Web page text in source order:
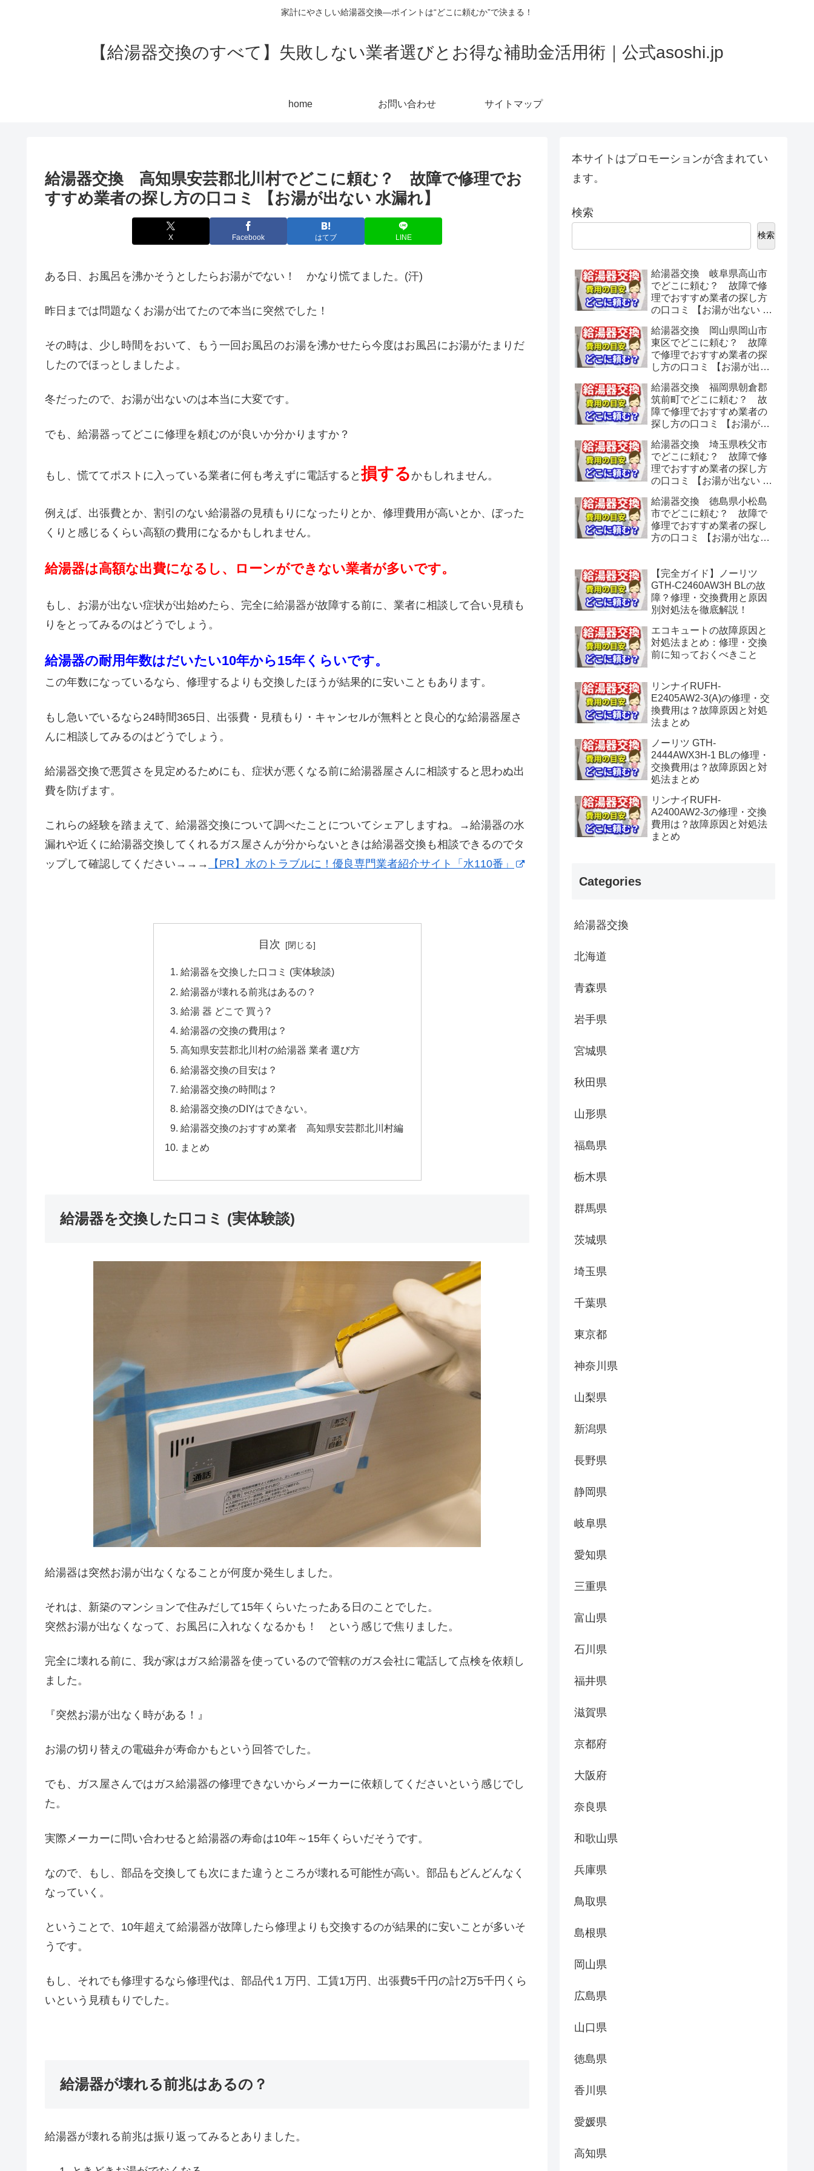
家計にやさしい給湯器交換—ポイントは“どこに頼むか”で決まる！
【給湯器交換のすべて】失敗しない業者選びとお得な補助金活用術｜公式asoshi.jp
home お問い合わせ サイトマップ
給湯器交換 高知県安芸郡北川村でどこに頼む？ 故障で修理でお
すすめ業者の探し方の口コミ 【お湯が出ない 水漏れ】
X Facebook はてブ LINE
ある日、お風呂を沸かそうとしたらお湯がでない！ かなり慌てました。(汗)
昨日までは問題なくお湯が出てたので本当に突然でした！
その時は、少し時間をおいて、もう一回お風呂のお湯を沸かせたら今度はお風呂にお湯がたまりだ
したのでほっとしましたよ。
冬だったので、お湯が出ないのは本当に大変です。
でも、給湯器ってどこに修理を頼むのが良いか分かりますか？
もし、慌ててポストに入っている業者に何も考えずに電話すると損する かもしれません。
例えば、出張費とか、割引のない給湯器の見積もりになったりとか、修理費用が高いとか、ぼった
くりと感じるくらい高額の費用になるかもしれません。
給湯器は高額な出費になるし、ローンができない業者が多いです。
もし、お湯が出ない症状が出始めたら、完全に給湯器が故障する前に、業者に相談して合い見積も
りをとってみるのはどうでしょう。
給湯器の耐用年数はだいたい10年から15年くらいです。
この年数になっているなら、修理するよりも交換したほうが結果的に安いこともあります。
もし急いでいるなら24時間365日、出張費・見積もり・キャンセルが無料とと良心的な給湯器屋さ
んに相談してみるのはどうでしょう。
給湯器交換で悪質さを見定めるためにも、症状が悪くなる前に給湯器屋さんに相談すると思わぬ出
費を防げます。
これらの経験を踏まえて、給湯器交換について調べたことについてシェアしますね。→給湯器の水
漏れや近くに給湯器交換してくれるガス屋さんが分からないときは給湯器交換も相談できるのでタ
ップして確認してください→→→
【PR】水のトラブルに！優良専門業者紹介サイト「水110番」
目次
給湯器を交換した口コミ (実体験談)
給湯器が壊れる前兆はあるの？
給湯 器 どこで 買う?
給湯器の交換の費用は？
高知県安芸郡北川村の給湯器 業者 選び方
給湯器交換の目安は？
給湯器交換の時間は？
給湯器交換のDIYはできない。
給湯器交換のおすすめ業者 高知県安芸郡北川村編
まとめ
給湯器を交換した口コミ (実体験談)
給湯器は突然お湯が出なくなることが何度か発生しました。
それは、新築のマンションで住みだして15年くらいたったある日のことでした。
突然お湯が出なくなって、お風呂に入れなくなるかも！ という感じで焦りました。
完全に壊れる前に、我が家はガス給湯器を使っているので管轄のガス会社に電話して点検を依頼し
ました。
『突然お湯が出なく時がある！』
お湯の切り替えの電磁弁が寿命かもという回答でした。
でも、ガス屋さんではガス給湯器の修理できないからメーカーに依頼してくださいという感じでし
た。
実際メーカーに問い合わせると給湯器の寿命は10年～15年くらいだそうです。
なので、もし、部品を交換しても次にまた違うところが壊れる可能性が高い。部品もどんどんなく
なっていく。
ということで、10年超えて給湯器が故障したら修理よりも交換するのが結果的に安いことが多いそ
うです。
もし、それでも修理するなら修理代は、部品代１万円、工賃1万円、出張費5千円の計2万5千円くら
いという見積もりでした。
給湯器が壊れる前兆はあるの？
給湯器が壊れる前兆は振り返ってみるとありました。
本サイトはプロモーションが含まれてい
ます。
検索
検索
給湯器交換 岐阜県高山市
でどこに頼む？ 故障で修
理でおすすめ業者の探し方
の口コミ 【お湯が出ない 水
給湯器交換 岡山県岡山市
東区でどこに頼む？ 故障
で修理でおすすめ業者の探
し方の口コミ 【お湯が出な
給湯器交換 福岡県朝倉郡
筑前町でどこに頼む？ 故
障で修理でおすすめ業者の
探し方の口コミ 【お湯が出
給湯器交換 埼玉県秩父市
でどこに頼む？ 故障で修
理でおすすめ業者の探し方
の口コミ 【お湯が出ない 水
給湯器交換 徳島県小松島
市でどこに頼む？ 故障で
修理でおすすめ業者の探し
方の口コミ 【お湯が出ない
【完全ガイド】ノーリツ
GTH-C2460AW3H BLの故
障？修理・交換費用と原因
別対処法を徹底解説！
エコキュートの故障原因と
対処法まとめ：修理・交換
前に知っておくべきこと
リンナイRUFH-
E2405AW2-3(A)の修理・交
換費用は？故障原因と対処
法まとめ
ノーリツ GTH-
2444AWX3H-1 BLの修理・
交換費用は？故障原因と対
処法まとめ
リンナイRUFH-
A2400AW2-3の修理・交換
費用は？故障原因と対処法
まとめ
Categories
給湯器交換
北海道
青森県
岩手県
宮城県
秋田県
山形県
福島県
栃木県
群馬県
茨城県
埼玉県
千葉県
東京都
神奈川県
山梨県
新潟県
長野県
静岡県
岐阜県
愛知県
三重県
富山県
石川県
福井県
滋賀県
京都府
大阪府
奈良県
和歌山県
兵庫県
鳥取県
島根県
岡山県
広島県
山口県
徳島県
香川県
愛媛県
高知県